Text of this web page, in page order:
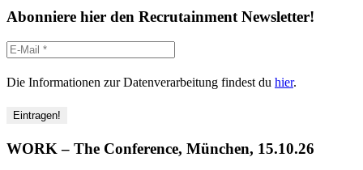
Abonniere hier den Recrutainment Newsletter!
Die Informationen zur Datenverarbeitung findest du hier.
WORK – The Conference, München, 15.10.26